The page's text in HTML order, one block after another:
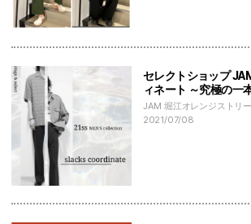
セレクトショップ
ィネート ～究極の一
JAM 堀江オレンジストリ
2021/07/08